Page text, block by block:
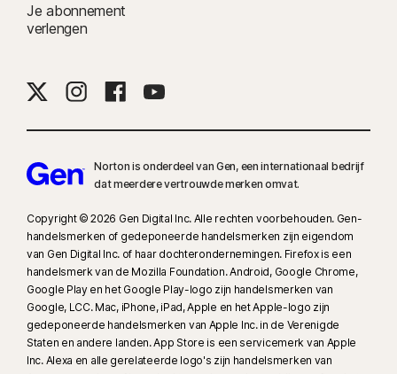
Je abonnement
verlengen
Norton is onderdeel van Gen, een internationaal bedrijf
dat meerdere vertrouwde merken omvat.
Copyright © 2026 Gen Digital Inc. Alle rechten voorbehouden. Gen-
handelsmerken of gedeponeerde handelsmerken zijn eigendom
van Gen Digital Inc. of haar dochterondernemingen. Firefox is een
handelsmerk van de Mozilla Foundation. Android, Google Chrome,
Google Play en het Google Play-logo zijn handelsmerken van
Google, LCC. Mac, iPhone, iPad, Apple en het Apple-logo zijn
gedeponeerde handelsmerken van Apple Inc. in de Verenigde
Staten en andere landen. App Store is een servicemerk van Apple
Inc. Alexa en alle gerelateerde logo's zijn handelsmerken van